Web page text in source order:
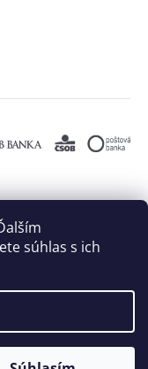
súhlas s ich
Adatelier